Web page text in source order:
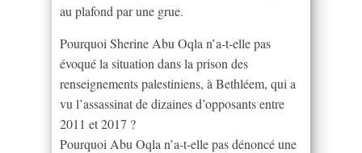
au plafond par une grue.
Pourquoi Sherine Abu Oqla n’a-t-elle pas
évoqué la situation dans la prison des
renseignements palestiniens, à Bethléem, qui a
vu l’assassinat de dizaines d’opposants entre
2011 et 2017 ?
Pourquoi Abu Oqla n’a-t-elle pas dénoncé une